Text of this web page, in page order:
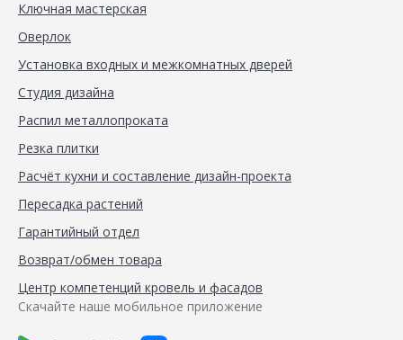
Ключная мастерская
Оверлок
Установка входных и межкомнатных дверей
Студия дизайна
Распил металлопроката
Резка плитки
Расчёт кухни и составление дизайн-проекта
Пересадка растений
Гарантийный отдел
Возврат/обмен товара
Центр компетенций кровель и фасадов
Скачайте наше мобильное приложение